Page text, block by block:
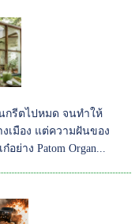
กรีตไปหมด จนทำให้
เมือง แต่ความฝันของ
ย่าง Patom Organ...